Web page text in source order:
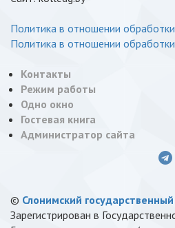
Политика в отношении
Политика в отношении
Контакты
Режим работы
Одно окно
Гостевая книга
Администратор сайта
© Слонимский
Зарегистрирован в